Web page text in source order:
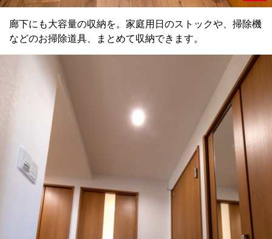
廊下にも大容量の収納を。家庭用日のストックや、掃除機
などのお掃除道具、まとめて収納できます。